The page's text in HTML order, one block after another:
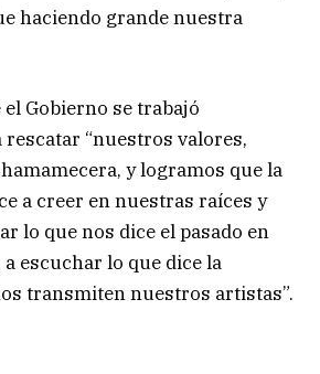
haciendo grande nuestra
el Gobierno se trabajó
“nuestros valores,
y logramos que la
a creer en nuestras raíces y
lo que nos dice el pasado en
escuchar lo que dice la
transmiten nuestros artistas”.